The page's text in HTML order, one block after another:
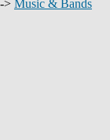
-> Music & Bands